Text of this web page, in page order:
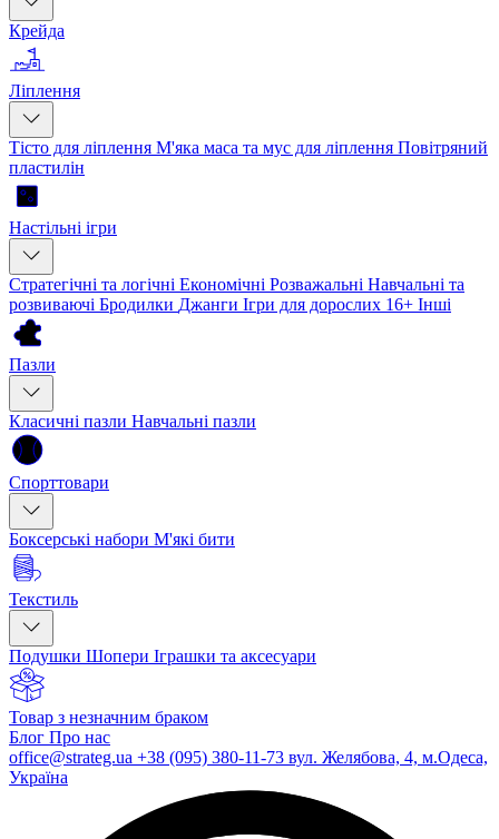
Крейда
Ліплення
Тісто для ліплення М'яка маса та мус для ліплення Повітряний
пластилін
Настільні ігри
Стратегічні та логічні Економічні Розважальні Навчальні та
розвиваючі Бродилки Джанги Ігри для дорослих 16+ Інші
Пазли
Класичні пазли Навчальні пазли
Спорттовари
Боксерські набори М'які бити
Текстиль
Подушки Шопери Іграшки та аксесуари
Товар з незначним браком
Блог Про нас
office@strateg.ua +38 (095) 380-11-73 вул. Желябова, 4, м.Одеса,
Україна